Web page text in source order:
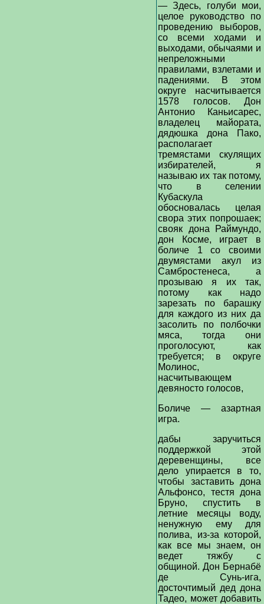
— Здесь, голуби мои,
целое руководство по
проведению выборов,
со всеми ходами и
выходами, обычаями и
непреложными
правилами, взлетами и
падениями. В этом
округе насчитывается
1578 голосов. Дон
Антонио Каньисарес,
владелец майората,
дядюшка дона Пако,
располагает
тремястами скулящих
избирателей, я
называю их так потому,
что в селении
Кубаскула
обосновалась целая
свора этих попрошаек;
свояк дона Раймундо,
дон Косме, играет в
боличе 1 со своими
двумястами акул из
Самбростенеса, а
прозываю я их так,
потому как надо
зарезать по барашку
для каждого из них да
засолить по полбочки
мяса, тогда они
проголосуют, как
требуется; в округе
Молинос,
насчитывающем
девяносто голосов,
Боличе — азартная
игра.
дабы заручиться
поддержкой этой
деревенщины, все
дело упирается в то,
чтобы заставить дона
Альфонсо, тестя дона
Бруно, спустить в
летние месяцы воду,
ненужную ему для
полива, из-за которой,
как все мы знаем, он
ведет тяжбу с
общиной. Дон Бернабё
де Сунь-ига,
досточтимый дед дона
Тадео, может добавить